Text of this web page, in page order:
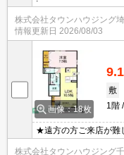
株式会社タウンハウジング
情報更新日 2026/08/03
画像：18枚
9.1
敷
1階
★遠方の方ご来店が難
度ご相談くださいませ
さい★
株式会社タウンハウジング